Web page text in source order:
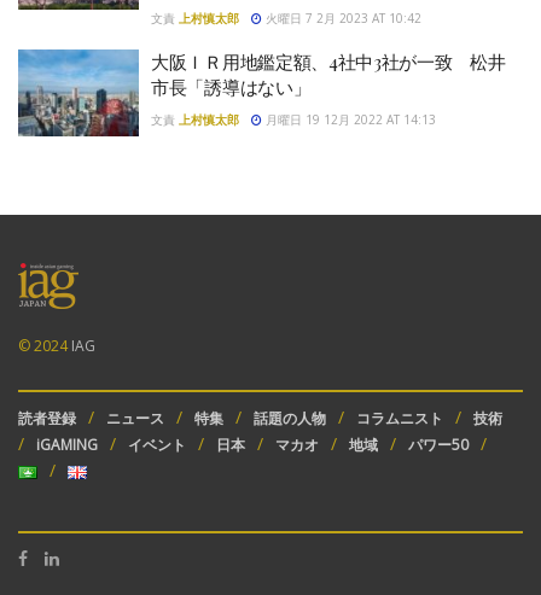
文責 上村慎太郎 火曜日 7 2月 2023 AT 10:42
大阪ＩＲ用地鑑定額、4社中3社が一致 松井
市長「誘導はない」
文責 上村慎太郎 月曜日 19 12月 2022 AT 14:13
© 2024IAG
読者登録 ニュース 特集 話題の人物 コラムニスト
技術
iGAMING
イベント 日本 マカオ 地域 パワー50